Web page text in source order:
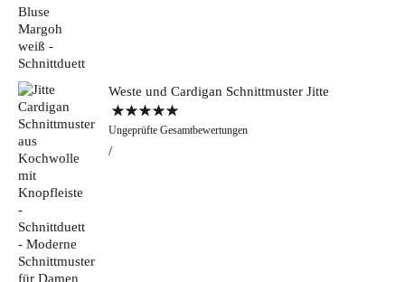
Weste und Cardigan Schnittmuster Jitte
Bewertet mit
5.00von 5
Ungeprüfte Gesamtbewertungen